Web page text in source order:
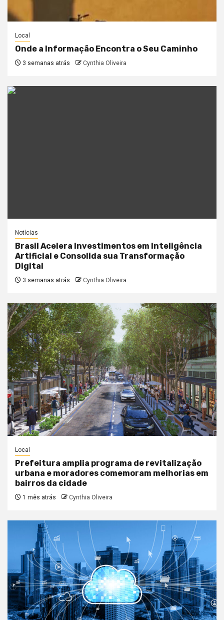
Local
Onde a Informação Encontra o Seu Caminho
3 semanas atrás Cynthia Oliveira
Notícias
Brasil Acelera Investimentos em Inteligência
Artificial e Consolida sua Transformação
Digital
3 semanas atrás Cynthia Oliveira
Local
Prefeitura amplia programa de revitalização
urbana e moradores comemoram melhorias em
bairros da cidade
1 mês atrás Cynthia Oliveira